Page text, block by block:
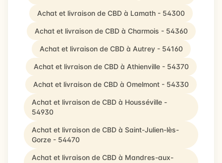
Achat et livraison de CBD à Lamath - 54300
Achat et livraison de CBD à Charmois - 54360
Achat et livraison de CBD à Autrey - 54160
Achat et livraison de CBD à Athienville - 54370
Achat et livraison de CBD à Omelmont - 54330
Achat et livraison de CBD à Housséville -
54930
Achat et livraison de CBD à Saint-Julien-lès-
Gorze - 54470
Achat et livraison de CBD à Mandres-aux-